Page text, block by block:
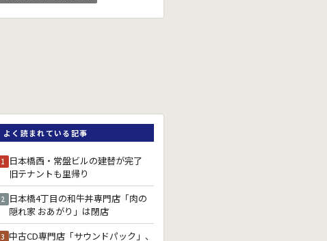
よく読まれている記事
1 日本橋西・常盤ビルの建替が完了
旧テナントも里帰り
2 日本橋4丁目の和牛丼専門店「肉の
隠れ家 おあがり」は閉店
3 中古CD専門店「サウンドパック」、